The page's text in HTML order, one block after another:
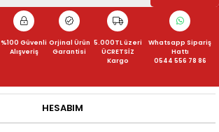
%100 Güvenli
Alışveriş
Orjinal Ürün
Garantisi
5.000TL üzeri
ÜCRETSİZ
Kargo
Whatsapp Sipariş
Hattı
0544 556 78 86
HESABIM